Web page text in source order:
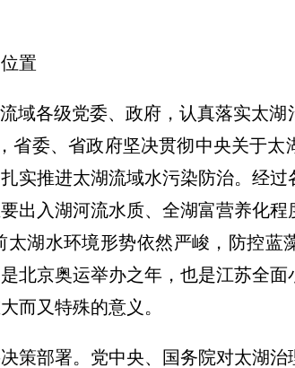
置
各级党委、政府，认真落实太湖
省委、省政府坚决贯彻中央关于太
实推进太湖流域水污染防治。经
出入湖河流水质、全湖富营养化
湖水环境形势依然严峻，防控蓝
北京奥运举办之年，也是江苏全
而又特殊的意义。
部署。党中央、国务院对太湖治